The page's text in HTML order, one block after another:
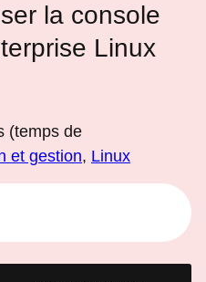
la console
Linux
(temps de
et gestion, Linux